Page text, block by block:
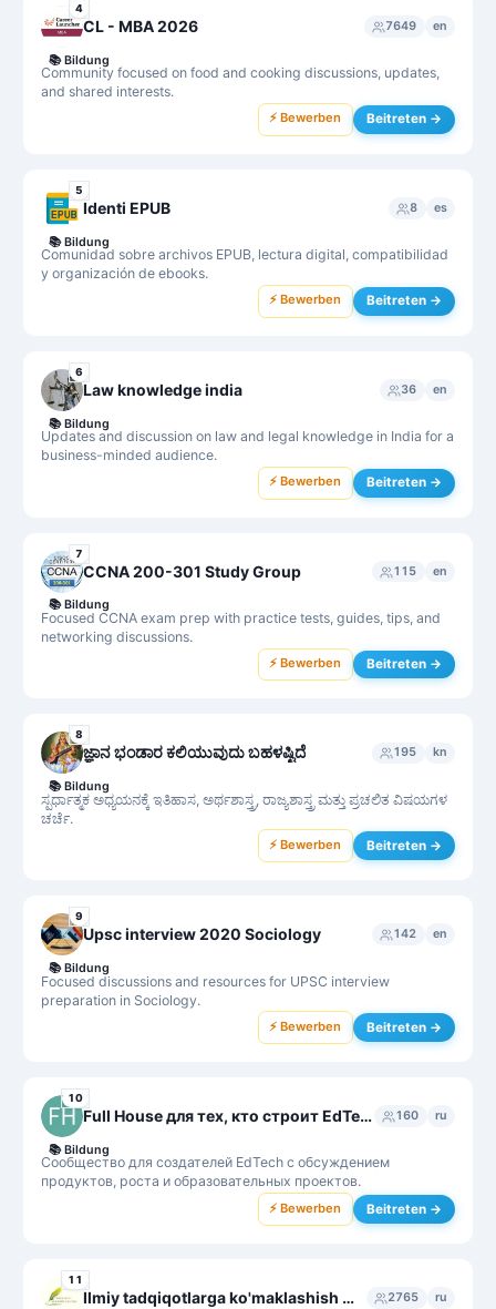
4
CL - MBA 2026 7649 en
Community focused on food and cooking discussions, updates,
and shared interests.
📚 Bildung
⚡ Bewerben Beitreten →
5
Identi EPUB 8 es
Comunidad sobre archivos EPUB, lectura digital, compatibilidad
y organización de ebooks.
📚 Bildung
⚡ Bewerben Beitreten →
6
Law knowledge india 36 en
Updates and discussion on law and legal knowledge in India for a
business-minded audience.
📚 Bildung
⚡ Bewerben Beitreten →
7
CCNA 200-301 Study Group 115 en
Focused CCNA exam prep with practice tests, guides, tips, and
networking discussions.
📚 Bildung
⚡ Bewerben Beitreten →
8
ಜ್ಞಾನ ಭಂಡಾರ ಕಲಿಯುವುದು ಬಹಳಷ್ಟಿದೆ 195 kn
ಸ್ಪರ್ಧಾತ್ಮಕ ಅಧ್ಯಯನಕ್ಕೆ ಇತಿಹಾಸ, ಅರ್ಥಶಾಸ್ತ್ರ, ರಾಜ್ಯಶಾಸ್ತ್ರ ಮತ್ತು ಪ್ರಚಲಿತ ವಿಷಯಗಳ
ಚರ್ಚೆ.
📚 Bildung
⚡ Bewerben Beitreten →
9
Upsc interview 2020 Sociology 142 en
Focused discussions and resources for UPSC interview
preparation in Sociology.
📚 Bildung
⚡ Bewerben Beitreten →
10
Full House для тех, кто строит EdTech 160 ru
Сообщество для создателей EdTech с обсуждением
продуктов, роста и образовательных проектов.
📚 Bildung
⚡ Bewerben Beitreten →
11
Ilmiy tadqiqotlarga ko'maklashish markazi 2765 ru